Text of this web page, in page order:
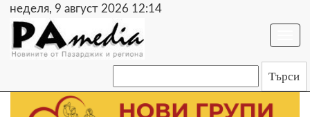
неделя, 9 август 2026 12:14